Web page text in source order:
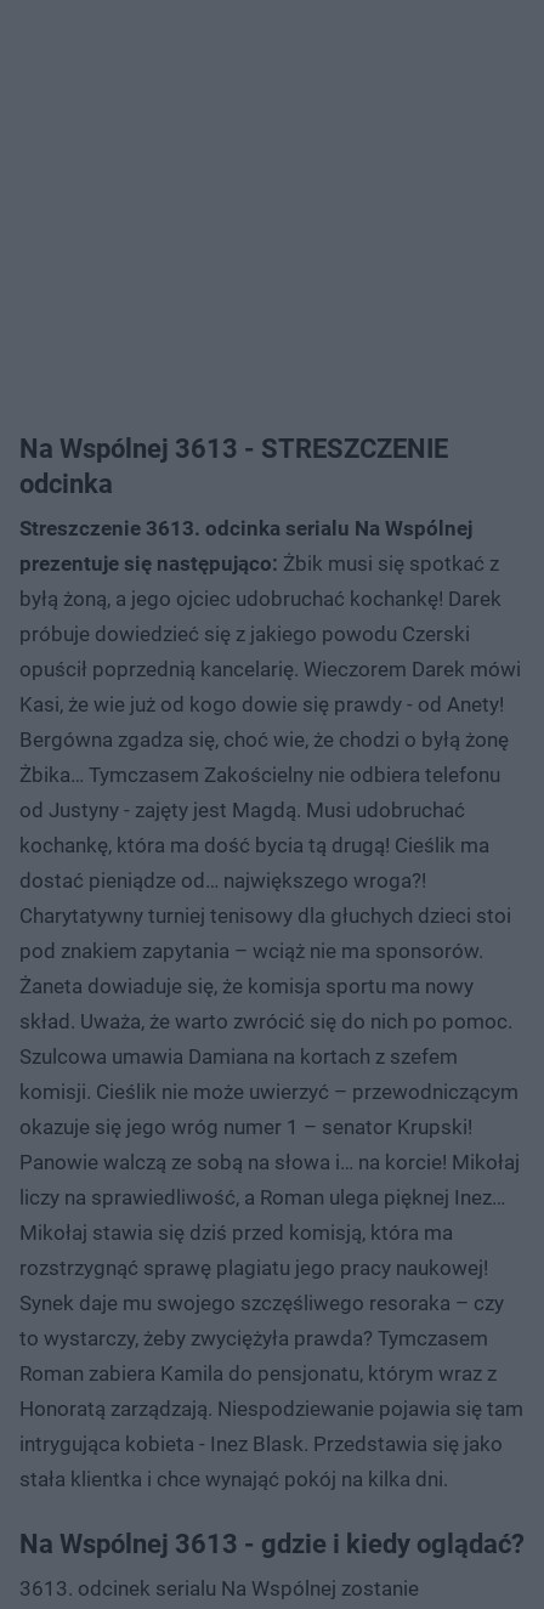
Na Wspólnej 3613 - STRESZCZENIE
odcinka
Streszczenie 3613. odcinka serialu Na Wspólnej
prezentuje się następująco: Żbik musi się spotkać z
byłą żoną, a jego ojciec udobruchać kochankę! Darek
próbuje dowiedzieć się z jakiego powodu Czerski
opuścił poprzednią kancelarię. Wieczorem Darek mówi
Kasi, że wie już od kogo dowie się prawdy - od Anety!
Bergówna zgadza się, choć wie, że chodzi o byłą żonę
Żbika… Tymczasem Zakościelny nie odbiera telefonu
od Justyny - zajęty jest Magdą. Musi udobruchać
kochankę, która ma dość bycia tą drugą! Cieślik ma
dostać pieniądze od… największego wroga?!
Charytatywny turniej tenisowy dla głuchych dzieci stoi
pod znakiem zapytania – wciąż nie ma sponsorów.
Żaneta dowiaduje się, że komisja sportu ma nowy
skład. Uważa, że warto zwrócić się do nich po pomoc.
Szulcowa umawia Damiana na kortach z szefem
komisji. Cieślik nie może uwierzyć – przewodniczącym
okazuje się jego wróg numer 1 – senator Krupski!
Panowie walczą ze sobą na słowa i… na korcie! Mikołaj
liczy na sprawiedliwość, a Roman ulega pięknej Inez…
Mikołaj stawia się dziś przed komisją, która ma
rozstrzygnąć sprawę plagiatu jego pracy naukowej!
Synek daje mu swojego szczęśliwego resoraka – czy
to wystarczy, żeby zwyciężyła prawda? Tymczasem
Roman zabiera Kamila do pensjonatu, którym wraz z
Honoratą zarządzają. Niespodziewanie pojawia się tam
intrygująca kobieta - Inez Blask. Przedstawia się jako
stała klientka i chce wynająć pokój na kilka dni.
Na Wspólnej 3613 - gdzie i kiedy oglądać?
3613. odcinek serialu Na Wspólnej zostanie